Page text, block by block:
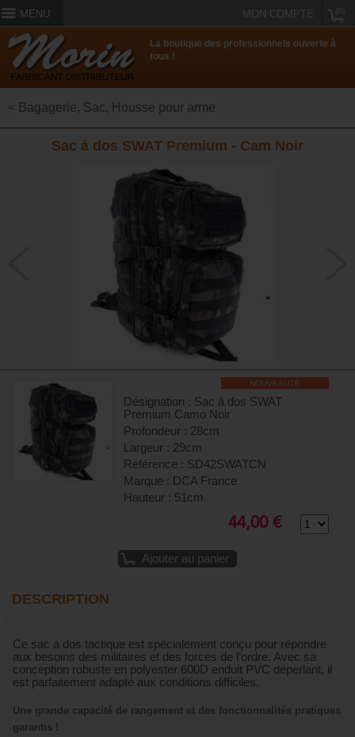
MENU MON COMPTE
La boutique des professionnels ouverte à
tous !
< Bagagerie, Sac, Housse pour arme
Sac à dos SWAT Premium - Cam Noir
NOUVEAUTÉ
Désignation : Sac à dos SWAT
Premium Camo Noir
Profondeur : 28cm
Largeur : 29cm
Référence : SD42SWATCN
Marque : DCA France
Hauteur : 51cm
44,00 €
Ajouter au panier
DESCRIPTION
Ce sac à dos tactique est spécialement conçu pour répondre
aux besoins des militaires et des forces de l’ordre. Avec sa
conception robuste en polyester 600D enduit PVC déperlant, il
est parfaitement adapté aux conditions difficiles.
Une grande capacité de rangement et des fonctionnalités pratiques
garantis !